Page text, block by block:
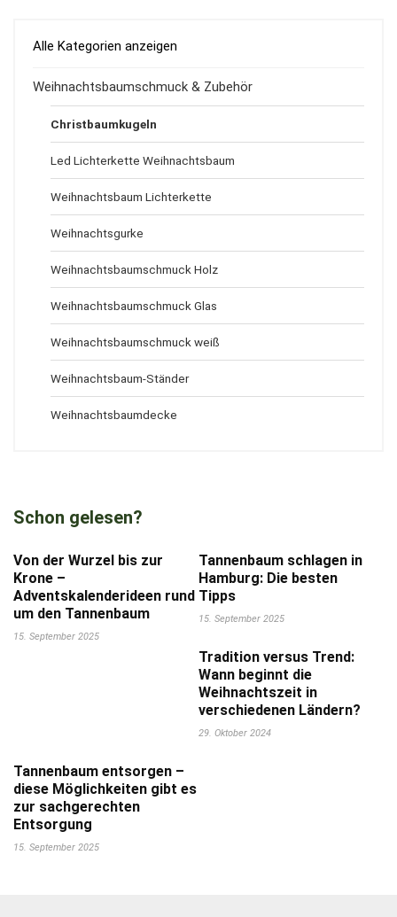
Alle Kategorien anzeigen
Weihnachtsbaumschmuck & Zubehör
Christbaumkugeln
Led Lichterkette Weihnachtsbaum
Weihnachtsbaum Lichterkette
Weihnachtsgurke
Weihnachtsbaumschmuck Holz
Weihnachtsbaumschmuck Glas
Weihnachtsbaumschmuck weiß
Weihnachtsbaum-Ständer
Weihnachtsbaumdecke
Schon gelesen?
Von der Wurzel bis zur
Krone –
Adventskalenderideen rund
um den Tannenbaum
15. September 2025
Tannenbaum schlagen in
Hamburg: Die besten
Tipps
15. September 2025
Tradition versus Trend:
Wann beginnt die
Weihnachtszeit in
verschiedenen Ländern?
29. Oktober 2024
Tannenbaum entsorgen –
diese Möglichkeiten gibt es
zur sachgerechten
Entsorgung
15. September 2025